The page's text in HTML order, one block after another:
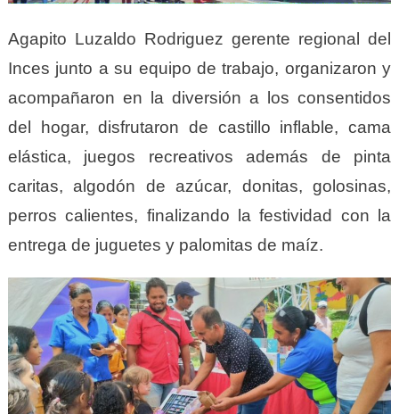
Agapito Luzaldo Rodriguez gerente regional del
Inces junto a su equipo de trabajo, organizaron y
acompañaron en la diversión a los consentidos
del hogar, disfrutaron de castillo inflable, cama
elástica, juegos recreativos además de pinta
caritas, algodón de azúcar, donitas, golosinas,
perros calientes, finalizando la festividad con la
entrega de juguetes y palomitas de maíz.